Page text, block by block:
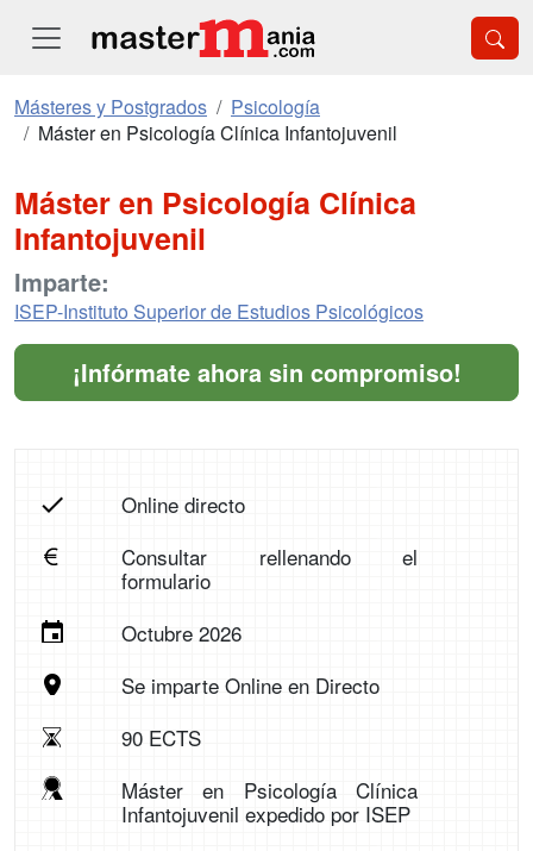
Másteres y Postgrados
Psicología
Máster en Psicología Clínica Infantojuvenil
Máster en Psicología Clínica
Infantojuvenil
Imparte:
ISEP-Instituto Superior de Estudios Psicológicos
¡Infórmate ahora sin compromiso!
Online directo
Consultar rellenando el
formulario
Octubre 2026
Se imparte Online en Directo
90 ECTS
Máster en Psicología Clínica
Infantojuvenil expedido por ISEP